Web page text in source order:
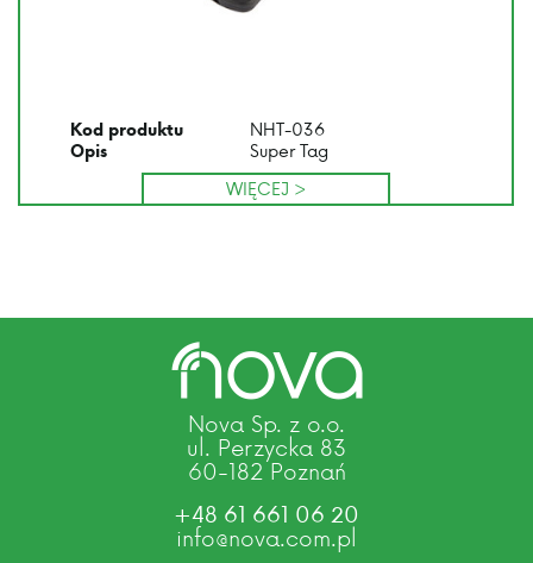
Kod produktu NHT-036
Opis
Super Tag
WIĘCEJ >
Nova Sp. z o.o.
ul. Perzycka 83
60-182 Poznań
+48 61 661 06 20
info@nova.com.pl